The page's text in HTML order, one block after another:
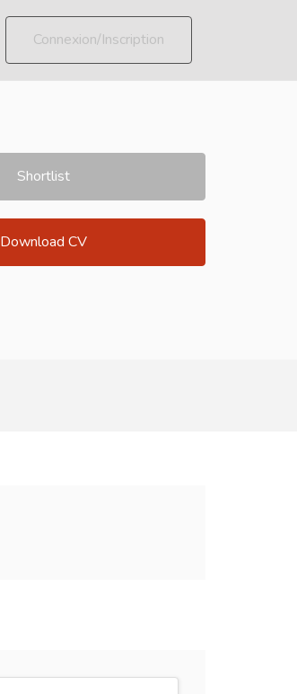
Connexion/Inscription
Shortlist
Download CV